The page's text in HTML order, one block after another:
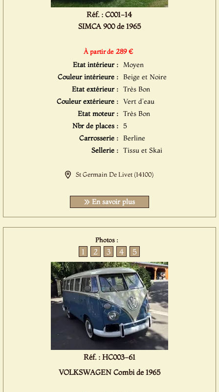
Réf. : C001-14
SIMCA 900 de 1965
À partir de 289 €
Etat intérieur :
Moyen
Couleur intérieure : Beige et Noire
Etat extérieur : Très Bon
Couleur extérieure : Vert d'eau
Etat moteur : Très Bon
Nbr de places :
5
Carrosserie : Berline
Sellerie : Tissu et Skai
St Germain De Livet (14100)
En savoir plus
Photos :
1 2 3 4 5
Réf. : HC003-61
VOLKSWAGEN Combi de 1965